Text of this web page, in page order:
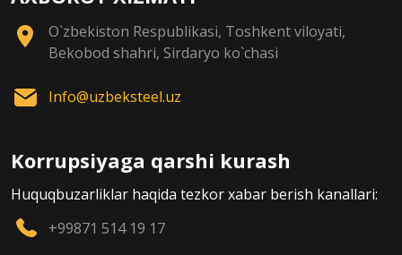
O`zbekiston Respublikasi, Toshkent viloyati,
Bekobod shahri, Sirdaryo ko`chasi
Info@uzbeksteel.uz
Korrupsiyaga qarshi kurash
Huquqbuzarliklar haqida tezkor xabar berish kanallari:
+99871 514 19 17